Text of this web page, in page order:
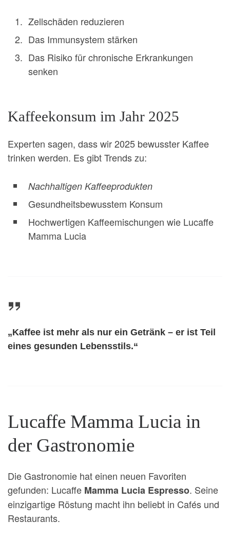
Zellschäden reduzieren
Das Immunsystem stärken
Das Risiko für chronische Erkrankungen
senken
Kaffeekonsum im Jahr 2025
Experten sagen, dass wir 2025 bewusster Kaffee
trinken werden. Es gibt Trends zu:
Nachhaltigen Kaffeeprodukten
Gesundheitsbewusstem Konsum
Hochwertigen Kaffeemischungen wie Lucaffe
Mamma Lucia
„Kaffee ist mehr als nur ein Getränk – er ist Teil
eines gesunden Lebensstils.“
Lucaffe Mamma Lucia in
der Gastronomie
Die Gastronomie hat einen neuen Favoriten
gefunden: Lucaffe Mamma Lucia Espresso. Seine
einzigartige Röstung macht ihn beliebt in Cafés und
Restaurants.